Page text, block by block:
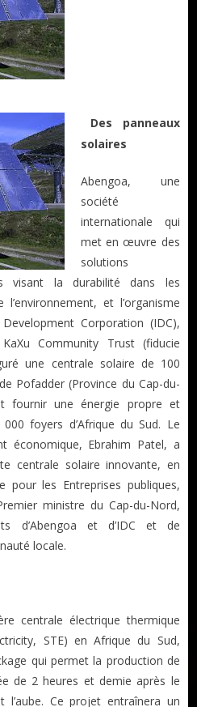
Des panneaux
solaires
Abengoa, une
société
internationale qui
met en œuvre des
solutions
visant la durabilité dans les
et l’organisme
Development Corporation (IDC),
Community Trust (fiducie
une centrale solaire de 100
Pofadder (Province du Cap-du-
fournir une énergie propre et
foyers d’Afrique du Sud. Le
économique, Ebrahim Patel, a
centrale solaire innovante, en
pour les Entreprises publiques,
ministre du Cap-du-Nord,
d’Abengoa et d’IDC et de
locale.
centrale électrique thermique
STE) en Afrique du Sud,
qui permet la production de
de 2 heures et demie après le
Ce projet entraînera un